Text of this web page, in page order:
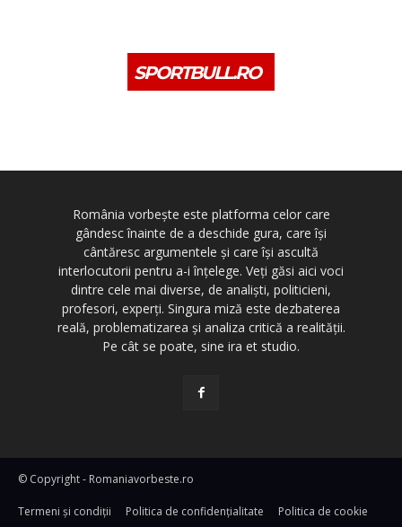
SPORTBULL.RO
România vorbește este platforma celor care
gândesc înainte de a deschide gura, care își
cântăresc argumentele și care își ascultă
interlocutorii pentru a-i înțelege. Veți găsi aici voci
dintre cele mai diverse, de analiști, politicieni,
profesori, experți. Singura miză este dezbaterea
reală, problematizarea și analiza critică a realității.
Pe cât se poate, sine ira et studio.
© Copyright - Romaniavorbeste.ro
Termeni și condiţii Politica de confidențialitate Politica de cookie